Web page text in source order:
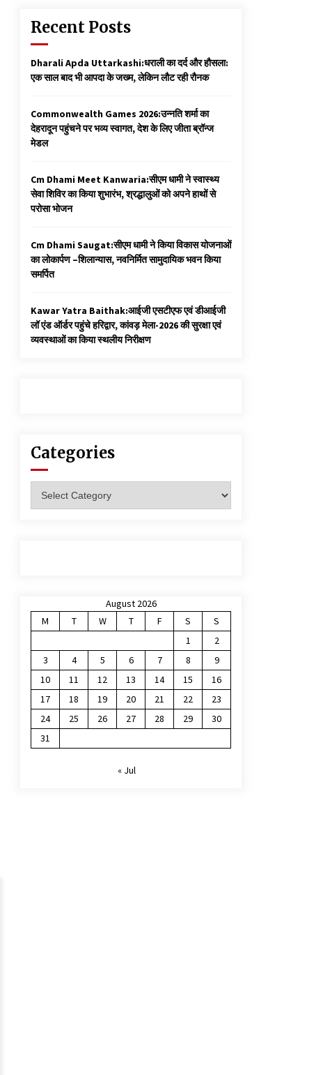
Recent Posts
Dharali Apda Uttarkashi:धराली का दर्द और हौसला:
एक साल बाद भी आपदा के जख्म, लेकिन लौट रही रौनक
Commonwealth Games 2026:उन्नति शर्मा का
देहरादून पहुंचने पर भव्य स्वागत, देश के लिए जीता ब्रॉन्ज
मेडल
Cm Dhami Meet Kanwaria:सीएम धामी ने स्वास्थ्य
सेवा शिविर का किया शुभारंभ, श्रद्धालुओं को अपने हाथों से
परोसा भोजन
Cm Dhami Saugat:सीएम धामी ने किया विकास योजनाओं
का लोकार्पण –शिलान्यास, नवनिर्मित सामुदायिक भवन किया
समर्पित
Kawar Yatra Baithak:आईजी एसटीएफ एवं डीआईजी
लॉ एंड ऑर्डर पहुंचे हरिद्वार, कांवड़ मेला-2026 की सुरक्षा एवं
व्यवस्थाओं का किया स्थलीय निरीक्षण
Categories
August 2026
M
T W T F S
S
1
2
3
4 5 6 7 8
9
10
11 12 13 14 15
16
17
18 19 20 21 22
23
24
25 26 27 28 29
30
31
« Jul